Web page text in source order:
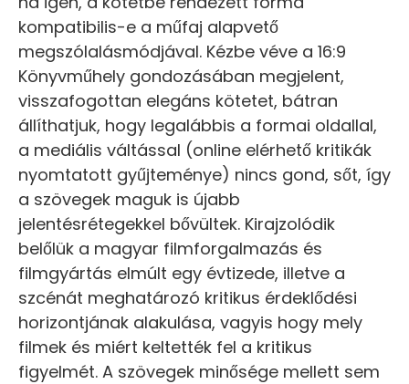
kompatibilis-e a műfaj alapvető
megszólalásmódjával. Kézbe véve a 16:9
Könyvműhely gondozásában megjelent,
visszafogottan elegáns kötetet, bátran
állíthatjuk, hogy legalábbis a formai oldallal,
a mediális váltással (online elérhető kritikák
nyomtatott gyűjteménye) nincs gond, sőt, így
a szövegek maguk is újabb
jelentésrétegekkel bővültek. Kirajzolódik
belőlük a magyar filmforgalmazás és
filmgyártás elmúlt egy évtizede, illetve a
szcénát meghatározó kritikus érdeklődési
horizontjának alakulása, vagyis hogy mely
filmek és miért keltették fel a kritikus
figyelmét. A szövegek minősége mellett sem